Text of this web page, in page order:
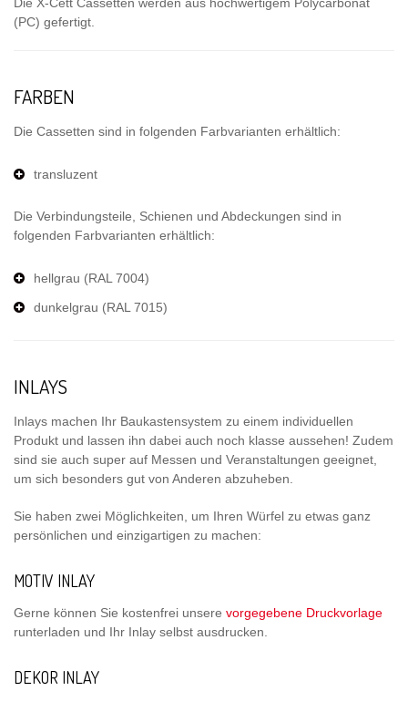
(PC) gefertigt.
FARBEN
Die Cassetten sind in folgenden Farbvarianten erhältlich:
transluzent
Die Verbindungsteile, Schienen und Abdeckungen sind in
folgenden Farbvarianten erhältlich:
hellgrau (RAL 7004)
dunkelgrau (RAL 7015)
INLAYS
Inlays machen Ihr Baukastensystem zu einem individuellen
Produkt und lassen ihn dabei auch noch klasse aussehen! Zudem
sind sie auch super auf Messen und Veranstaltungen geeignet,
um sich besonders gut von Anderen abzuheben.
Sie haben zwei Möglichkeiten, um Ihren Würfel zu etwas ganz
persönlichen und einzigartigen zu machen:
MOTIV INLAY
Gerne können Sie kostenfrei unsere vorgegebene Druckvorlage
runterladen und Ihr Inlay selbst ausdrucken.
DEKOR INLAY